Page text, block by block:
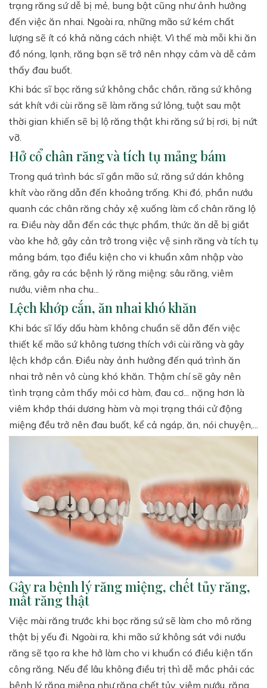
trạng răng sứ dễ bị mẻ, bung bật cũng như ảnh hưởng
đến việc ăn nhai. Ngoài ra, những mão sứ kém chất
lượng sẽ ít có khả năng cách nhiệt. Vì thế mà mỗi khi ăn
đồ nóng, lạnh, răng bạn sẽ trở nên nhạy cảm và dễ cảm
thấy đau buốt.
Khi bác sĩ bọc răng sứ không chắc chắn, răng sứ không
sát khít với cùi răng sẽ làm răng sứ lỏng, tuột sau một
thời gian khiến sẽ bị lộ răng thật khi răng sứ bị rơi, bị nứt
vỡ.
Hở cổ chân răng và tích tụ mảng bám
Trong quá trình bác sĩ gắn mão sứ, răng sứ dán không
khít vào răng dẫn đến khoảng trống. Khi đó, phần nướu
quanh các chân răng chảy xệ xuống làm cổ chân răng lộ
ra. Điều này dẫn đến các thực phẩm, thức ăn dễ bị giắt
vào khe hở, gây cản trở trong việc vệ sinh răng và tích tụ
mảng bám, tạo điều kiện cho vi khuẩn xâm nhập vào
răng, gây ra các bệnh lý răng miệng: sâu răng, viêm
nướu, viêm nha chu...
Lệch khớp cắn, ăn nhai khó khăn
Khi bác sĩ lấy dấu hàm không chuẩn sẽ dẫn đến việc
thiết kế mão sứ không tương thích với cùi răng và gây
lệch khớp cắn. Điều này ảnh hưởng đến quá trình ăn
nhai trở nên vô cùng khó khăn. Thậm chí sẽ gây nên
tình trạng cảm thấy mỏi cơ hàm, đau cơ... nặng hơn là
viêm khớp thái dương hàm và mọi trạng thái cử động
miệng đều trở nên đau buốt, kể cả ngáp, ăn, nói chuyện,...
Gây ra bệnh lý răng miệng, chết tủy răng,
mất răng thật
Việc mài răng trước khi bọc răng sứ sẽ làm cho mô răng
thật bị yếu đi. Ngoài ra, khi mão sứ không sát với nướu
răng sẽ tạo ra khe hở làm cho vi khuẩn có điều kiện tấn
công răng. Nếu để lâu không điều trị thì dễ mắc phải các
bệnh lý răng miệng như răng chết tủy, viêm nướu, răng